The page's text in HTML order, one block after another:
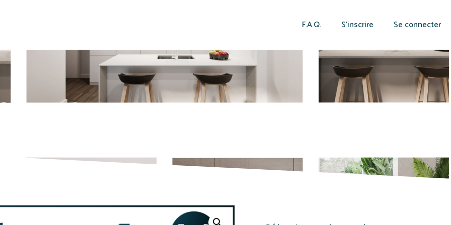
F.A.Q. S’inscrire Se connecter
de votre cuisine